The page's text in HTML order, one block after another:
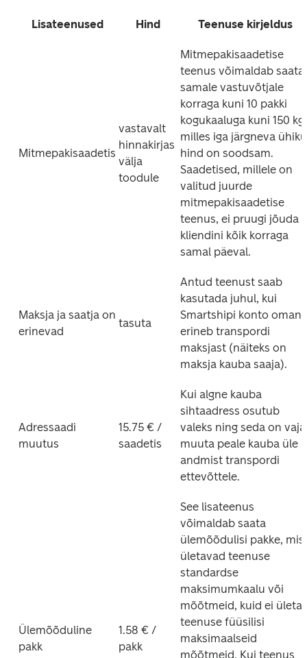
Lisateenused Hind Teenuse kirjeldus
Mitmepakisaadetis
vastavalt
hinnakirjas
välja
toodule
Mitmepakisaadetise
teenus võimaldab saata
samale vastuvõtjale
korraga kuni 10 pakki
kogukaaluga kuni 150 kg,
milles iga järgneva ühiku
hind on soodsam.
Saadetised, millele on
valitud juurde
mitmepakisaadetise
teenus, ei pruugi jõuda
kliendini kõik korraga
samal päeval.
Maksja ja saatja on
erinevad
tasuta
Antud teenust saab
kasutada juhul, kui
Smartshipi konto
erineb transpordi
maksjast (näiteks on
maksja kauba saaja).
Adressaadi
muutus
15.75 € /
saadetis
Kui algne kauba
sihtaadress osutub
valeks ning seda on vaja
muuta peale kauba üle
andmist transpordi
ettevõttele.
Ülemõõduline
pakk
1.58 € /
pakk
See lisateenus
võimaldab saata
ülemõõdulisi pakke, mis
ületavad teenuse
standardse
maksimumkaalu või
mõõtmeid, kuid ei ületa
teenuse füüsilisi
maksimaalseid
mõõtmeid. Kui teenus